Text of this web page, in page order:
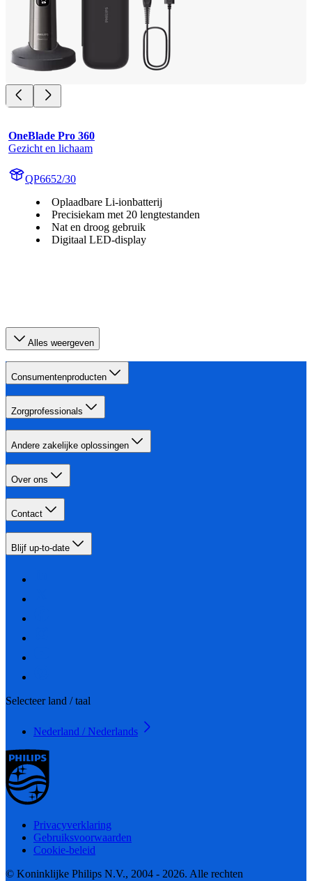
OneBlade Pro 360
Gezicht en lichaam
QP6652/30
Oplaadbare Li-ionbatterij
Precisiekam met 20 lengtestanden
Nat en droog gebruik
Digitaal LED-display
Alles weergeven
Consumentenproducten
Zorgprofessionals
Andere zakelijke oplossingen
Over ons
Contact
Blijf up-to-date
Selecteer land / taal
Nederland / Nederlands
Privacyverklaring
Gebruiksvoorwaarden
Cookie-beleid
© Koninklijke Philips N.V., 2004 - 2026. Alle rechten